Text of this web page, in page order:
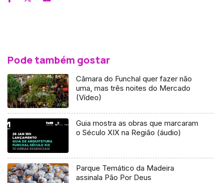
Pode também gostar
Câmara do Funchal quer fazer não
uma, mas três noites do Mercado
(Vídeo)
Guia mostra as obras que marcaram
o Século XIX na Região (áudio)
Parque Temático da Madeira
assinala Pão Por Deus